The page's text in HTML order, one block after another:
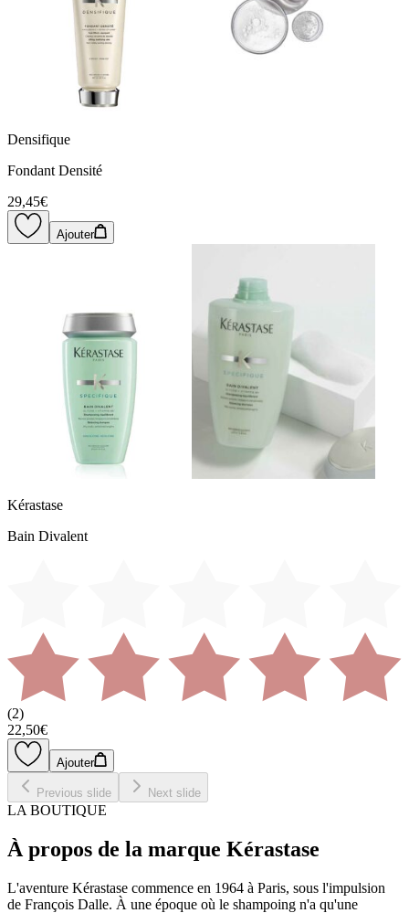
Densifique
Fondant Densité
29,45€
Ajouter
Kérastase
Bain Divalent
(2)
22,50€
Ajouter
Previous slide Next slide
LA BOUTIQUE
À propos de la marque Kérastase
L'aventure Kérastase commence en 1964 à Paris, sous l'impulsion
de François Dalle. À une époque où le shampoing n'a qu'une